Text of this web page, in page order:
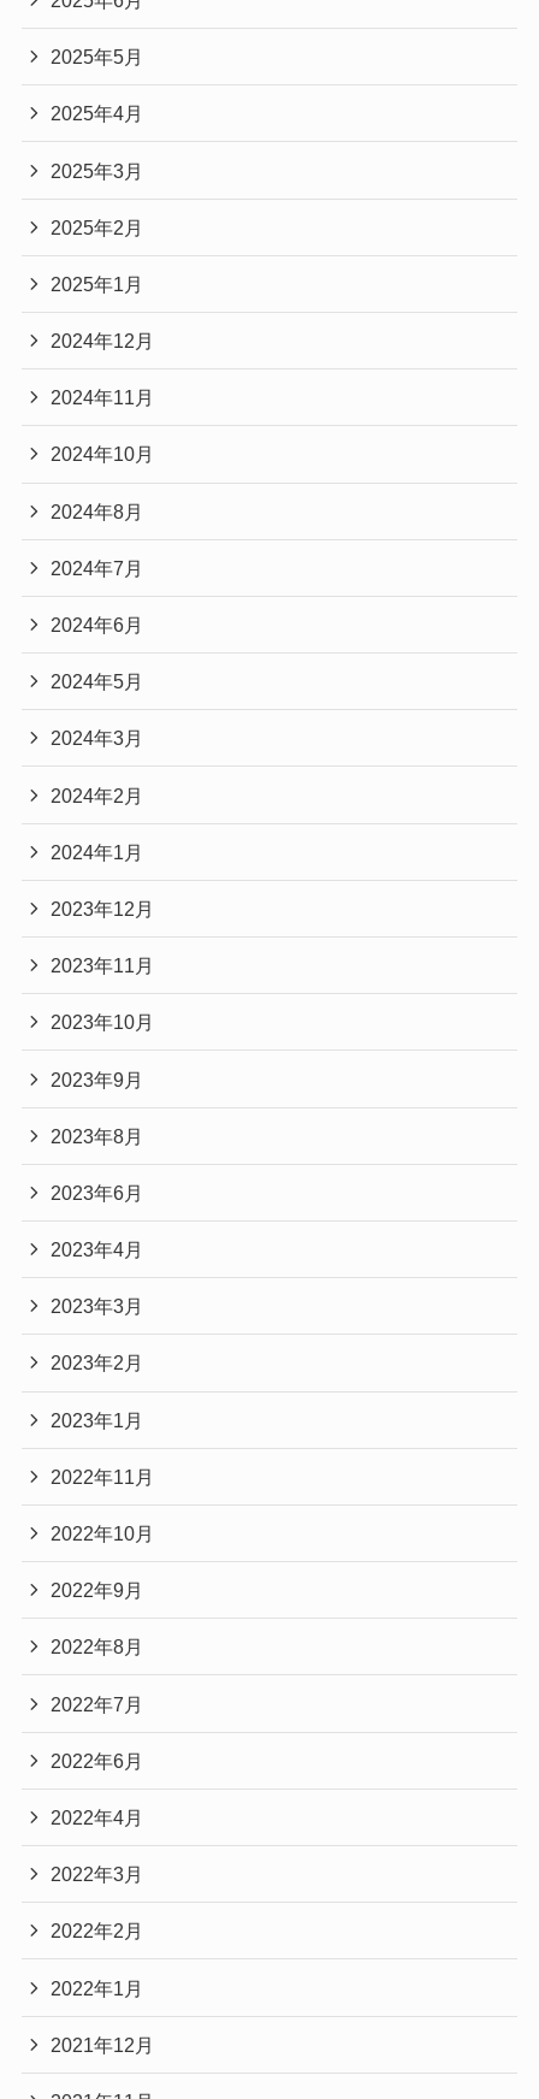
2025年5月
2025年4月
2025年3月
2025年2月
2025年1月
2024年12月
2024年11月
2024年10月
2024年8月
2024年7月
2024年6月
2024年5月
2024年3月
2024年2月
2024年1月
2023年12月
2023年11月
2023年10月
2023年9月
2023年8月
2023年6月
2023年4月
2023年3月
2023年2月
2023年1月
2022年11月
2022年10月
2022年9月
2022年8月
2022年7月
2022年6月
2022年4月
2022年3月
2022年2月
2022年1月
2021年12月